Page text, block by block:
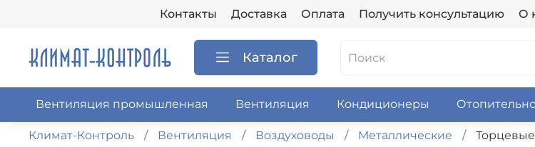
Контакты Доставка Оплата Получить консультацию О
Каталог
Вентиляция промышленная Вентиляция Кондиционеры
Климат-Контроль Вентиляция Воздуховоды Металлические